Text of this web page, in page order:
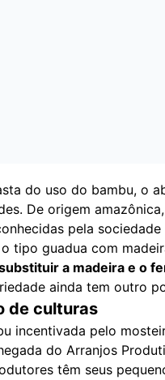
do uso do bambu, o
De origem
pela
tipo guadua com
a madeira e o
ainda tem outro
de culturas
incentivada pelo
do Arranjos
têm seus